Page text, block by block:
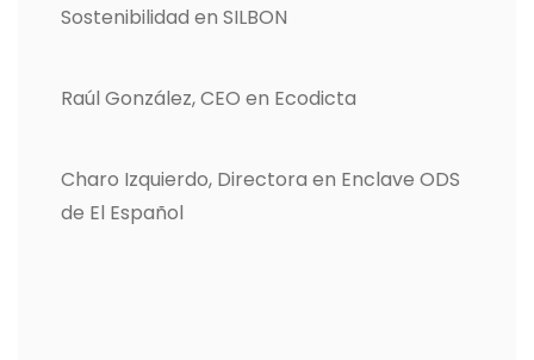
Sostenibilidad en SILBON
Raúl González, CEO en Ecodicta
Charo Izquierdo, Directora en Enclave ODS
de El Español